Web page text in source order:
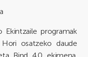
Ekintzaile programak
osatzeko daude